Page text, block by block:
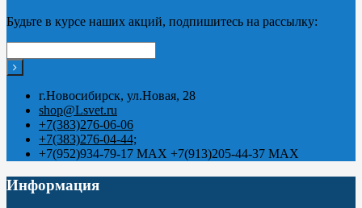
Будьте в курсе наших акций, подпишитесь на рассылку:
г.Новосибирск, ул.Новая, 28
shop@Lsvet.ru
+7(383)276-06-06
+7(383)276-04-44;
+7(952)934-79-17 MAX +7(913)205-44-37 MAX
Информация